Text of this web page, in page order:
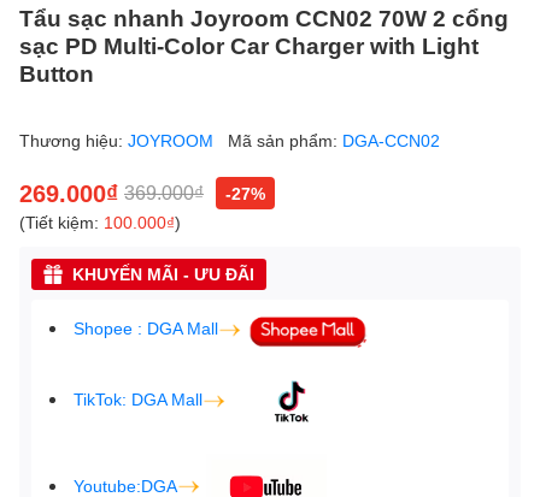
Tẩu sạc nhanh Joyroom CCN02 70W 2 cổng
sạc PD Multi-Color Car Charger with Light
Button
Thương hiệu: JOYROOM Mã sản phẩm: DGA-CCN02
269.000₫ 369.000₫
-27%
(Tiết kiệm: 100.000₫)
KHUYẾN MÃI - ƯU ĐÃI
Shopee : DGA Mall
TikTok: DGA Mall
Youtube:DGA